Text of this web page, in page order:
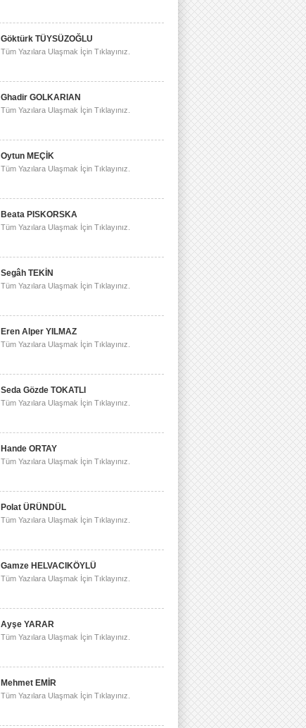
Göktürk TÜYSÜZOĞLU
Tüm Yazılara Ulaşmak İçin Tıklayınız.
Ghadir GOLKARIAN
Tüm Yazılara Ulaşmak İçin Tıklayınız.
Oytun MEÇİK
Tüm Yazılara Ulaşmak İçin Tıklayınız.
Beata PISKORSKA
Tüm Yazılara Ulaşmak İçin Tıklayınız.
Segâh TEKİN
Tüm Yazılara Ulaşmak İçin Tıklayınız.
Eren Alper YILMAZ
Tüm Yazılara Ulaşmak İçin Tıklayınız.
Seda Gözde TOKATLI
Tüm Yazılara Ulaşmak İçin Tıklayınız.
Hande ORTAY
Tüm Yazılara Ulaşmak İçin Tıklayınız.
Polat ÜRÜNDÜL
Tüm Yazılara Ulaşmak İçin Tıklayınız.
Gamze HELVACIKÖYLÜ
Tüm Yazılara Ulaşmak İçin Tıklayınız.
Ayşe YARAR
Tüm Yazılara Ulaşmak İçin Tıklayınız.
Mehmet EMİR
Tüm Yazılara Ulaşmak İçin Tıklayınız.